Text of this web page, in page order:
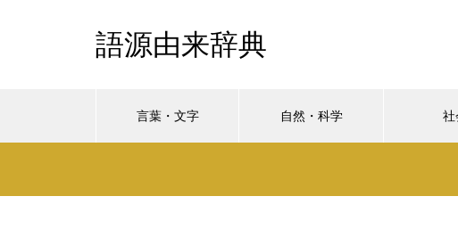
語源由来辞典
言葉・文字 自然・科学 社